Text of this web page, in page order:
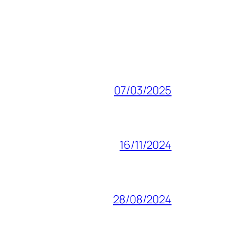
07/03/2025
16/11/2024
28/08/2024